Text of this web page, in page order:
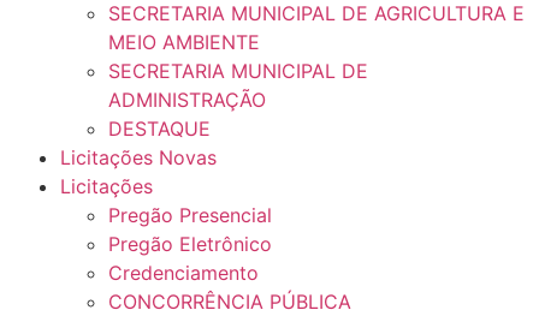
SECRETARIA MUNICIPAL DE AGRICULTURA E
MEIO AMBIENTE
SECRETARIA MUNICIPAL DE
ADMINISTRAÇÃO
DESTAQUE
Licitações Novas
Licitações
Pregão Presencial
Pregão Eletrônico
Credenciamento
CONCORRÊNCIA PÚBLICA